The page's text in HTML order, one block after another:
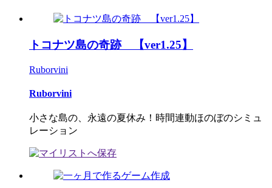
トコナツ島の奇跡 【ver1.25】
Ruborvini
Ruborvini
小さな島の、永遠の夏休み！時間連動ほのぼのシミュ
レーション